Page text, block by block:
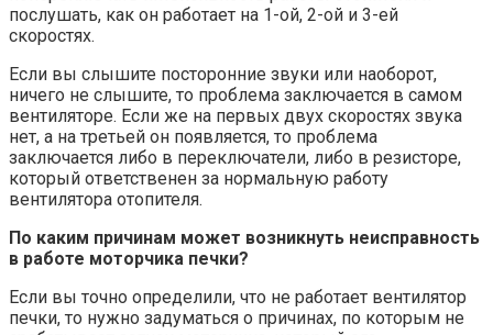
послушать, как он работает на 1-ой, 2-ой и 3-ей
скоростях.
Если вы слышите посторонние звуки или наоборот,
ничего не слышите, то проблема заключается в самом
вентиляторе. Если же на первых двух скоростях звука
нет, а на третьей он появляется, то проблема
заключается либо в переключатели, либо в резисторе,
который ответственен за нормальную работу
вентилятора отопителя.
По каким причинам может возникнуть неисправность
в работе моторчика печки?
Если вы точно определили, что не работает вентилятор
печки, то нужно задуматься о причинах, по которым не